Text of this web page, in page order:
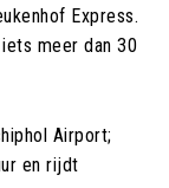
Express.
meer dan 30
Airport;
en rijdt